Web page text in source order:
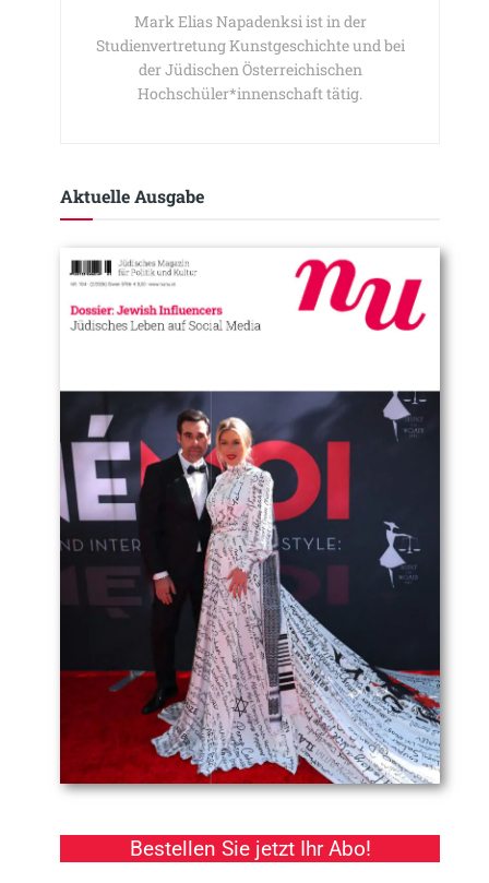
Mark Elias Napadenksi ist in der
Studienvertretung Kunstgeschichte und bei
der Jüdischen Österreichischen
Hochschüler*innenschaft tätig.
Aktuelle Ausgabe​
Bestellen Sie jetzt Ihr Abo!